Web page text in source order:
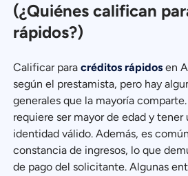
(¿Quiénes califican
rápidos?)
Calificar paracréditos rápidos en
según el prestamista, pero hay
generales que la mayoría
requiere ser mayor de edad y
identidad válido. Además, es
constancia de ingresos, lo que
de pago del solicitante. Algunas